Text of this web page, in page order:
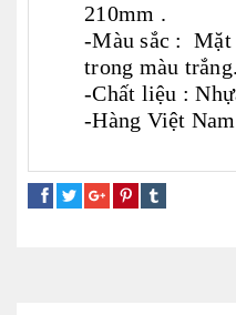
210mm .
-Màu sắc : Mặt
trong màu trắng.
-Chất liệu :
-Hàng Việt